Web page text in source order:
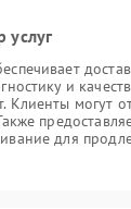
услуг
и
Клиенты могут
для